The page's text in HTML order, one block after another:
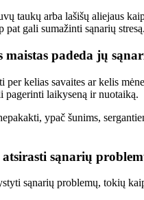
taukų arba lašišų aliejaus
gali sumažinti sąnarių stresą.
padeda jų
per kelias savaites ar kelis
pagerinti laikyseną ir nuotaiką.
ypač šunims,
sąnarių
sąnarių problemų, tokių